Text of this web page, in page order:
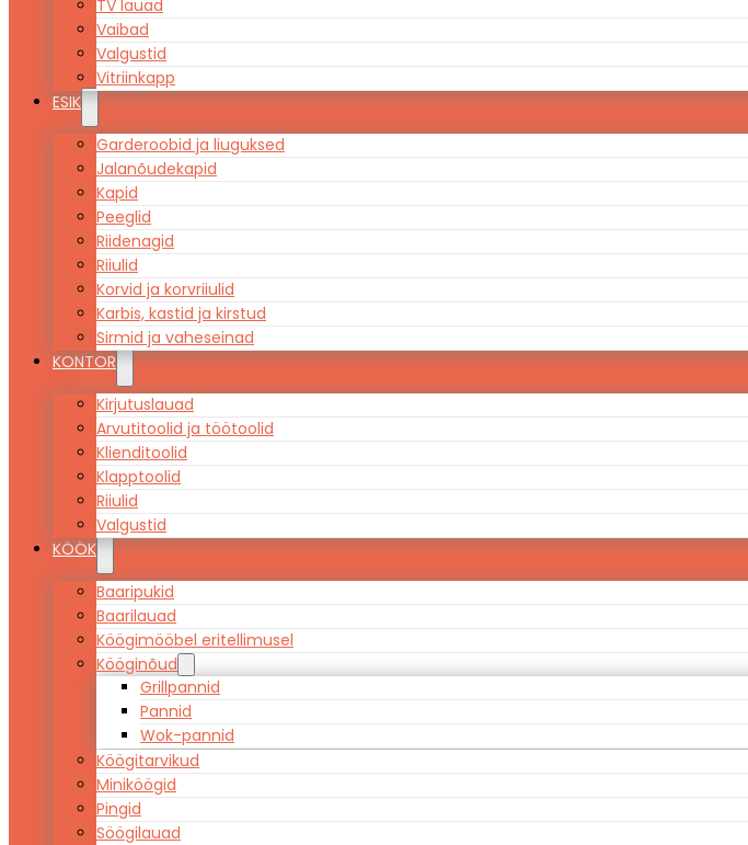
TV lauad
Vaibad
Valgustid
Vitriinkapp
ESIK
Garderoobid ja liuguksed
Jalanõudekapid
Kapid
Peeglid
Riidenagid
Riiulid
Korvid ja korvriiulid
Karbis, kastid ja kirstud
Sirmid ja vaheseinad
KONTOR
Kirjutuslauad
Arvutitoolid ja töötoolid
Klienditoolid
Klapptoolid
Riiulid
Valgustid
KÖÖK
Baaripukid
Baarilauad
Köögimööbel eritellimusel
Kööginõud
Grillpannid
Pannid
Wok-pannid
Köögitarvikud
Miniköögid
Pingid
Söögilauad